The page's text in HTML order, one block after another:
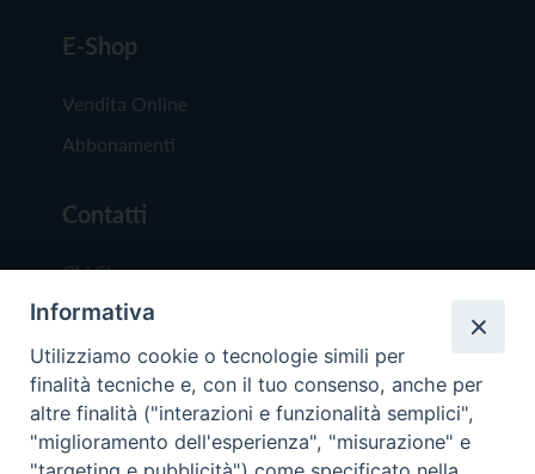
E-Shop
Vendita Online
Abbonamenti
Contatti
Chi Siamo
Redazione
Scrivici
Informativa
Utilizziamo cookie o tecnologie simili per
finalità tecniche e, con il tuo consenso, anche per
altre finalità ("interazioni e funzionalità semplici",
"miglioramento dell'esperienza", "misurazione" e